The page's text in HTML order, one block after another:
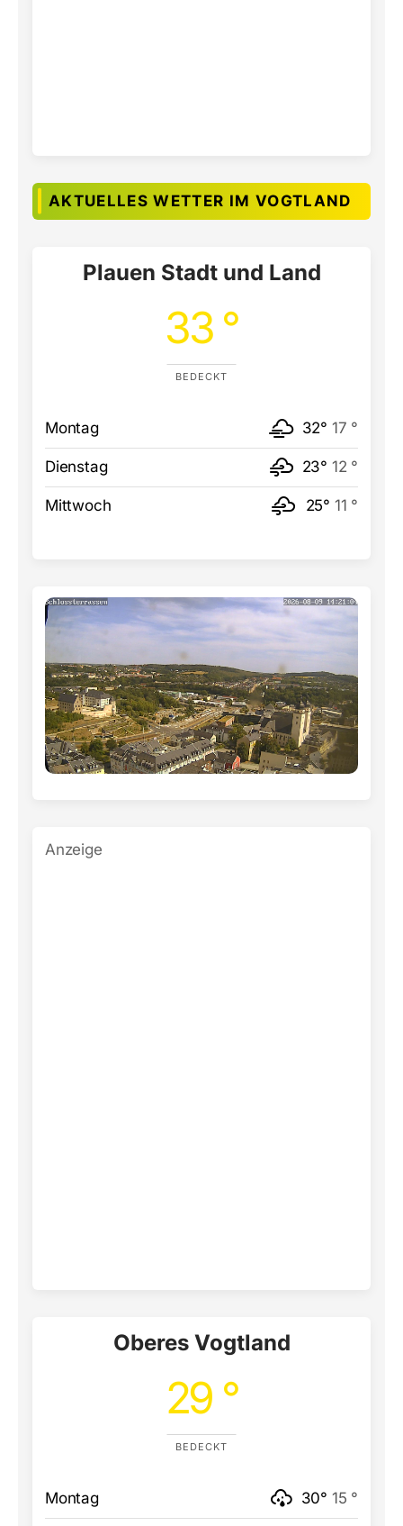
AKTUELLES WETTER IM VOGTLAND
Plauen Stadt und Land
33 °
BEDECKT
Montag 32° 17 °
Dienstag 23° 12 °
Mittwoch 25° 11 °
Anzeige
Oberes Vogtland
29 °
BEDECKT
Montag 30° 15 °